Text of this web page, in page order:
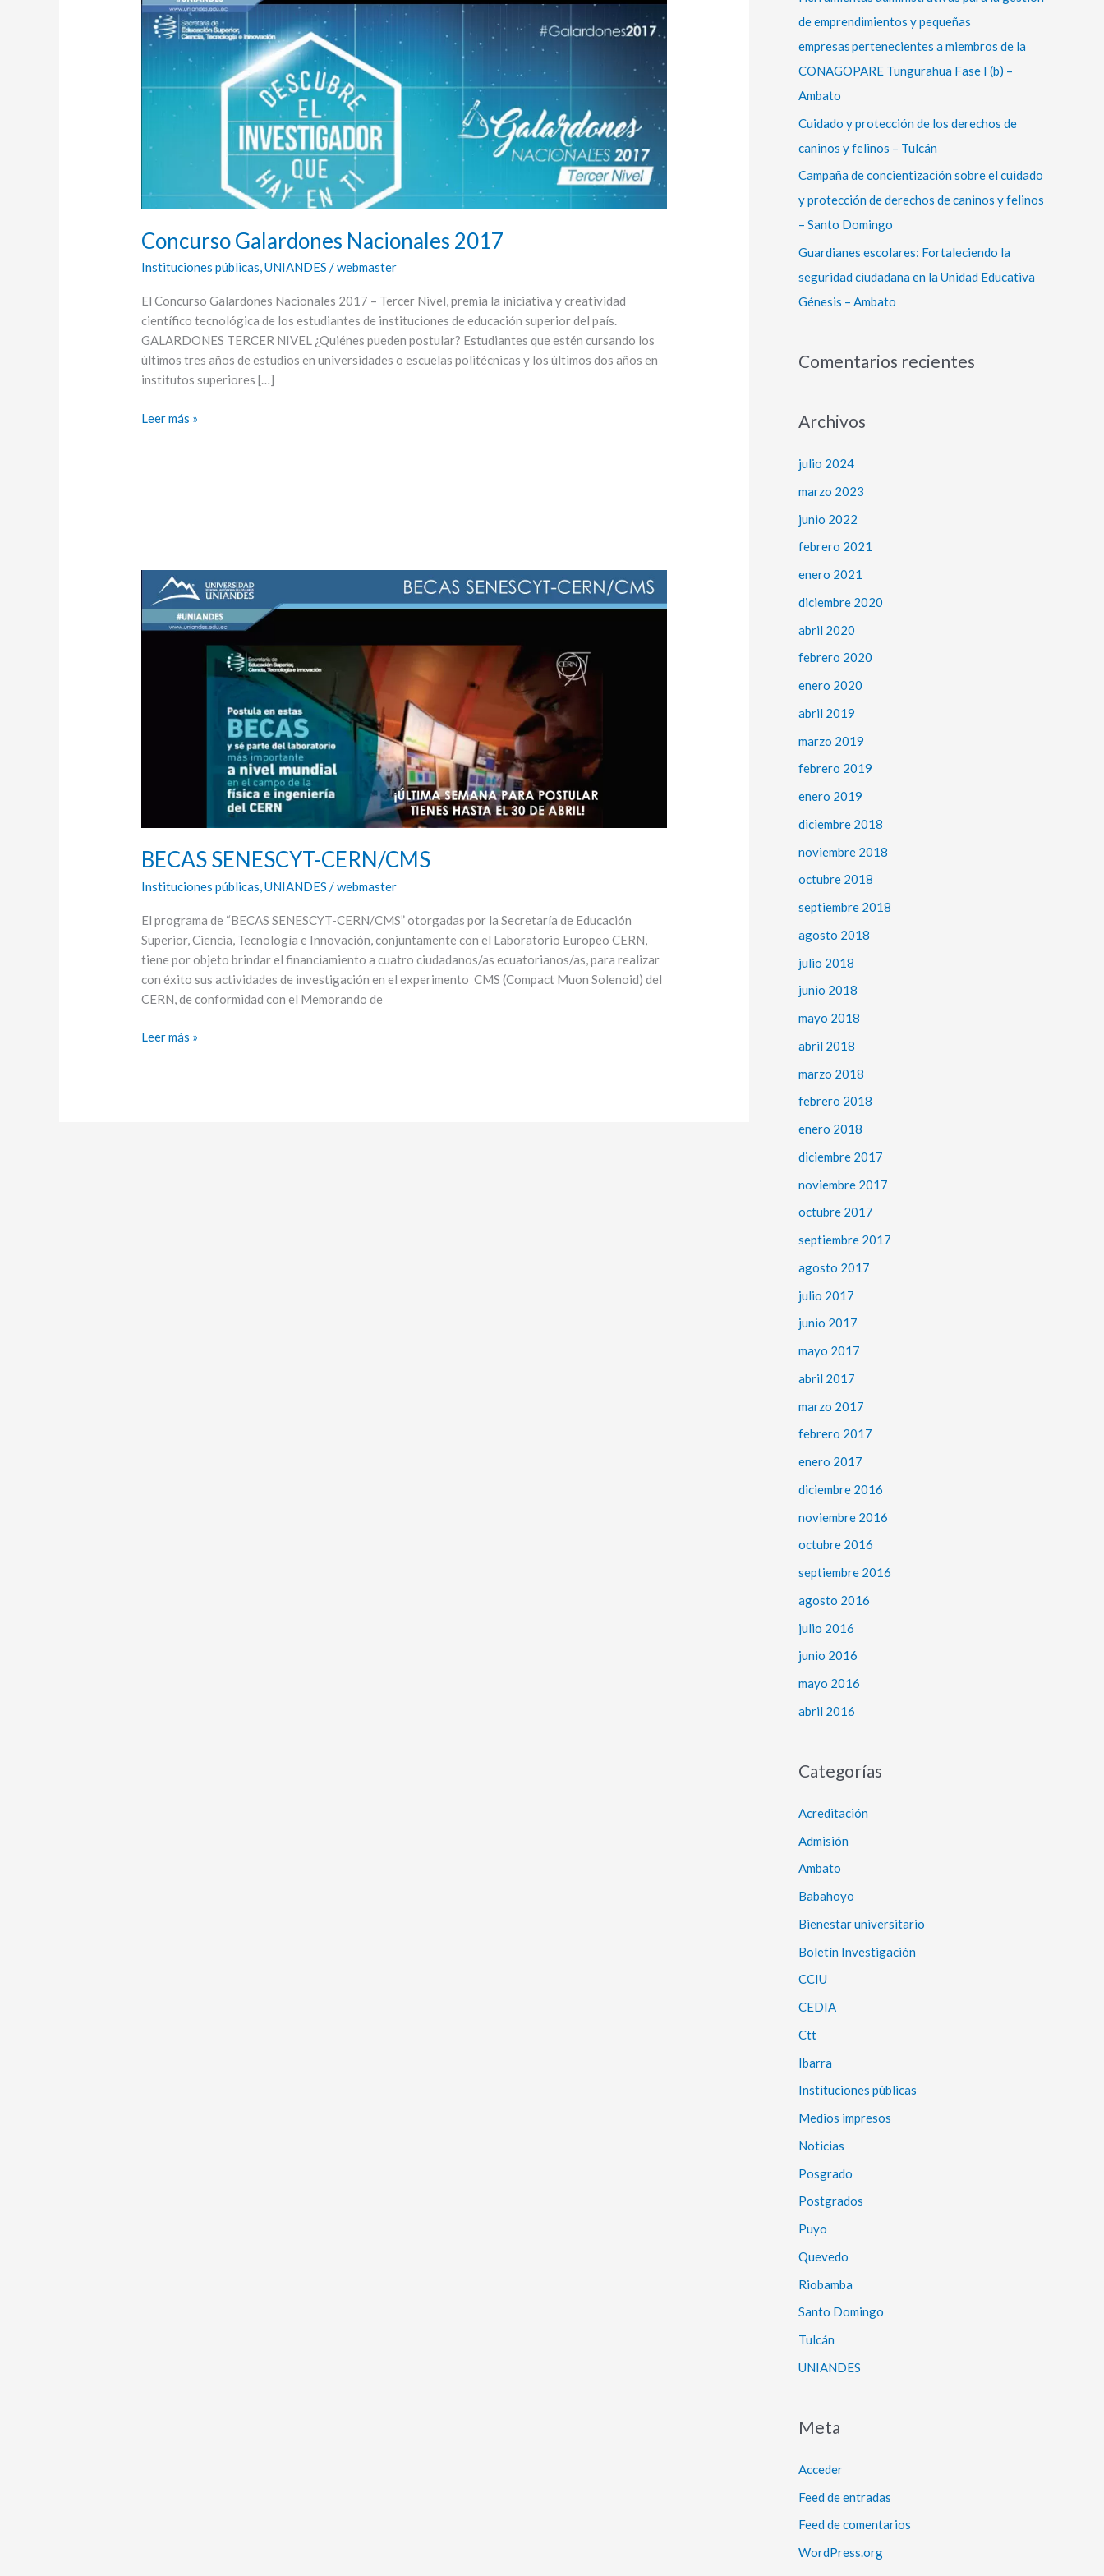
Concurso Galardones Nacionales 2017
Instituciones públicas,UNIANDES /webmaster
El Concurso Galardones Nacionales 2017 – Tercer Nivel, premia la iniciativa y creatividad
científico tecnológica de los estudiantes de instituciones de educación superior del país.
GALARDONES TERCER NIVEL ¿Quiénes pueden postular? Estudiantes que estén cursando los
últimos tres años de estudios en universidades o escuelas politécnicas y los últimos dos años en
institutos superiores […]
2017
Leer más »
BECAS SENESCYT-CERN/CMS
Instituciones públicas ,UNIANDES /webmaster
El programa de “BECAS SENESCYT-CERN/CMS” otorgadas por la Secretaría de Educación
Superior, Ciencia, Tecnología e Innovación, conjuntamente con el Laboratorio Europeo CERN,
tiene por objeto brindar el financiamiento a cuatro ciudadanos/as ecuatorianos/as, para realizar
con éxito sus actividades de investigación en el experimento CMS (Compact Muon Solenoid) del
CERN, de conformidad con el Memorando de
BECAS
SENESCYT-
CERN/CMS
Leer más »
de emprendimientos y pequeñas
empresas pertenecientes a miembros de la
CONAGOPARE Tungurahua Fase I (b) –
Ambato
Cuidado y protección de los derechos de
caninos y felinos – Tulcán
Campaña de concientización sobre el cuidado
y protección de derechos de caninos y felinos
– Santo Domingo
Guardianes escolares: Fortaleciendo la
seguridad ciudadana en la Unidad Educativa
Génesis – Ambato
Comentarios recientes
Archivos
julio 2024
marzo 2023
junio 2022
febrero 2021
enero 2021
diciembre 2020
abril 2020
febrero 2020
enero 2020
abril 2019
marzo 2019
febrero 2019
enero 2019
diciembre 2018
noviembre 2018
octubre 2018
septiembre 2018
agosto 2018
julio 2018
junio 2018
mayo 2018
abril 2018
marzo 2018
febrero 2018
enero 2018
diciembre 2017
noviembre 2017
octubre 2017
septiembre 2017
agosto 2017
julio 2017
junio 2017
mayo 2017
abril 2017
marzo 2017
febrero 2017
enero 2017
diciembre 2016
noviembre 2016
octubre 2016
septiembre 2016
agosto 2016
julio 2016
junio 2016
mayo 2016
abril 2016
Categorías
Acreditación
Admisión
Ambato
Babahoyo
Bienestar universitario
Boletín Investigación
CCIU
CEDIA
Ctt
Ibarra
Instituciones públicas
Medios impresos
Noticias
Posgrado
Postgrados
Puyo
Quevedo
Riobamba
Santo Domingo
Tulcán
UNIANDES
Meta
Acceder
Feed de entradas
Feed de comentarios
WordPress.org